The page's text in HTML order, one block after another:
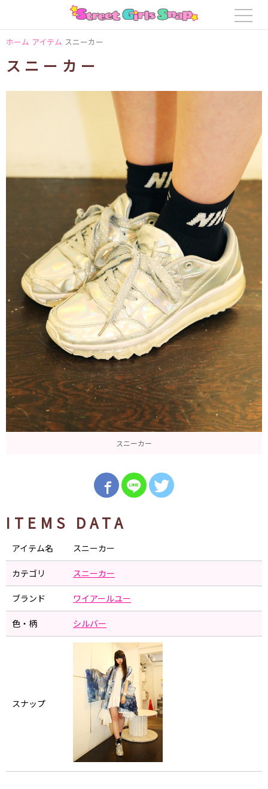
ホーム アイテム スニーカー
スニーカー
スニーカー
ITEMS DATA
アイテム名 スニーカー
カテゴリ スニーカー
ブランド ワイアールユー
色・柄 シルバー
スナップ